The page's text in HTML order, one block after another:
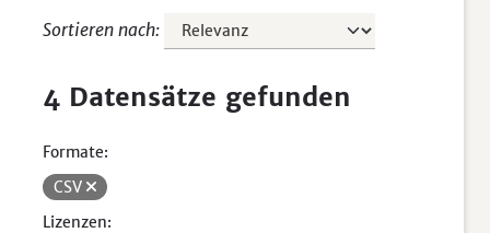
Sortieren nach
4 Datensätze gefunden
Formate:
CSV
Lizenzen: